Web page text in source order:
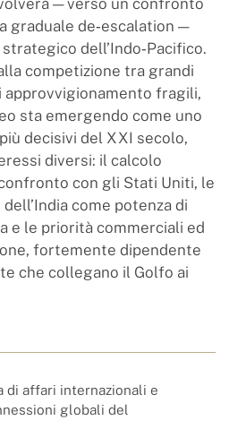
— verso un confronto
graduale de‑escalation —
dell’Indo‑Pacifico.
competizione tra grandi
approvvigionamento fragili,
sta emergendo come uno
decisivi del XXI secolo,
diversi: il calcolo
con gli Stati Uniti, le
come potenza di
e le priorità commerciali ed
fortemente dipendente
che collegano il Golfo ai
di affari internazionali e
globali del